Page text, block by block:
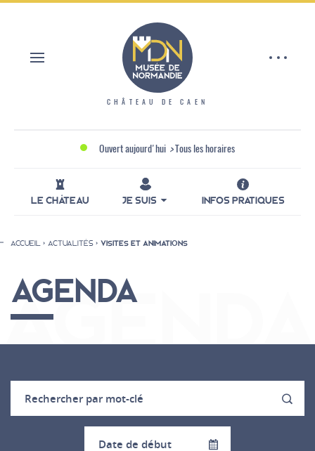
Aller
CHÂTEAU DE CAEN
Ouvert aujourd'hui > Tous les horaires
LE CHÂTEAU JE SUIS INFOS PRATIQUES
d'Ariane
ACCUEIL ACTUALITÉS VISITES ET ANIMATIONS
AGENDA
Panneau de gestion des cookies